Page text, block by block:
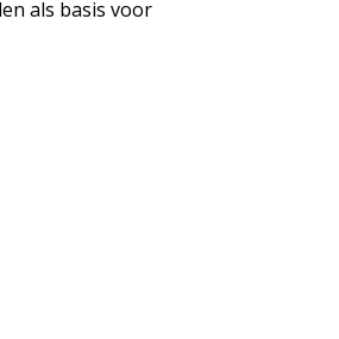
als basis voor